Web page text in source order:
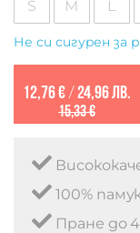
S M L
Не си сигурен за
12,76 €/ 24,96 лв.
15,33 €
100%
Пране до